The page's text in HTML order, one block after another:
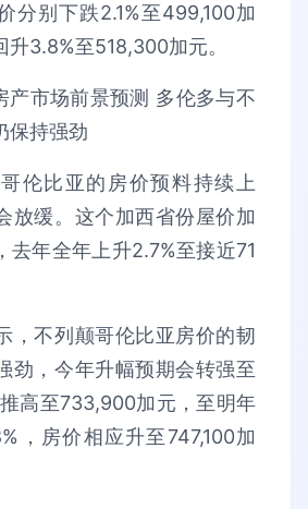
分别下跌2.1%至499,100加
升3.8%至518,300加元。
伦比亚的房价预料持续上
放缓。这个加西省份屋价加
去年全年上升2.7%至接近71
，不列颠哥伦比亚房价的韧
劲，今年升幅预期会转强至
高至733,900加元，至明年
，房价相应升至747,100加